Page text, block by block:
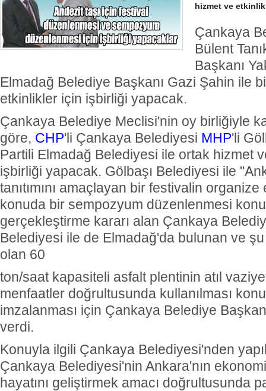
hizmet ve
Çankaya
Bülent
Başkanı
Elmadağ Belediye Başkanı Gazi Şahin ile
etkinlikler için işbirliği yapacak.
Çankaya Belediye Meclisi'nin oy birliğiyle
göre, CHP'li Çankaya Belediyesi MHP'li
Partili Elmadağ Belediyesi ile ortak hizmet
işbirliği yapacak. Gölbaşı Belediyesi ile
tanıtımını amaçlayan bir festivalin
konuda bir sempozyum düzenlenmesi
gerçekleştirme kararı alan Çankaya
Belediyesi ile de Elmadağ'da bulunan ve
olan 60
ton/saat kapasiteli asfalt plentinin atıl
menfaatler doğrultusunda kullanılması
imzalanması için Çankaya Belediye
verdi.
Konuyla ilgili Çankaya Belediyesi'nden
Çankaya Belediyesi'nin Ankara'nın
hayatını geliştirmek amacı doğrultusunda